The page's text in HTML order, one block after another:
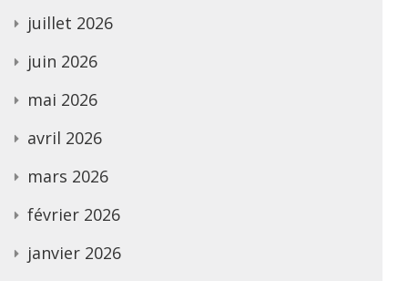
juillet 2026
juin 2026
mai 2026
avril 2026
mars 2026
février 2026
janvier 2026